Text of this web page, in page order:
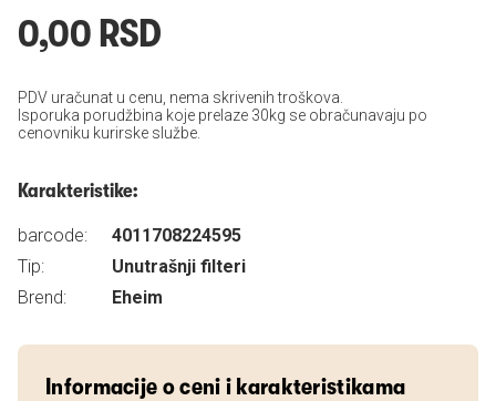
0,00 RSD
PDV uračunat u cenu, nema skrivenih troškova.
Isporuka porudžbina koje prelaze 30kg se obračunavaju po
cenovniku kurirske službe.
Karakteristike:
barcode:
4011708224595
Tip:
Unutrašnji filteri
Brend:
Eheim
Informacije o ceni i karakteristikama